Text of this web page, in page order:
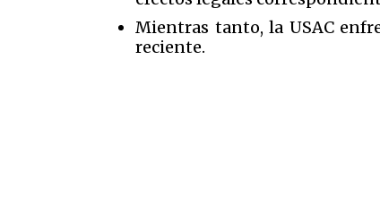
Mientras tanto, la USAC
reciente.